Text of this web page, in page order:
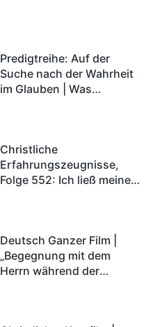
Predigtreihe: Auf der
Suche nach der Wahrheit
im Glauben | Was
Christliche
Erfahrungszeugnisse,
Folge 552: Ich ließ meine
Deutsch Ganzer Film |
„Begegnung mit dem
Herrn während der